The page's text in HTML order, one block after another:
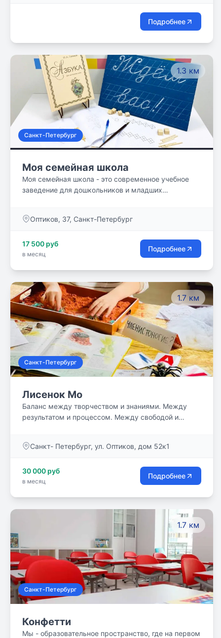
Подробнее
1.3 км
Санкт-Петербург
Моя семейная школа
Моя семейная школа - это современное учебное
заведение для дошкольников и младших
развлекательные программы для детей
Оптиков, 37, Санкт-Петербург
17 500 руб
в месяц
Подробнее
1.7 км
Санкт-Петербург
Лисенок Мо
Баланс между творчеством и знаниями. Между
результатом и процессом. Между свободой и
Непрерывное развитие в психологическом
Санкт- Петербург, ул. Оптиков, дом 52к1
30 000 руб
в месяц
Подробнее
1.7 км
Санкт-Петербург
Конфетти
Мы - образовательное пространство, где на первом